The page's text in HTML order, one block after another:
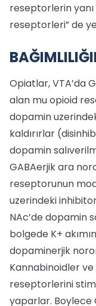
reseptorlerin yanı
reseptorleri” de
Opiatlar, VTA’da
alan mu opioid
dopamin
kaldırırlar
dopamin
GABAerjik ara
reseptorunun
uzerindeki
NAc’de dopamin
bolgede K+
dopaminerjik
Kannabinoidler ve
reseptorlerini
yaparlar. Boylece